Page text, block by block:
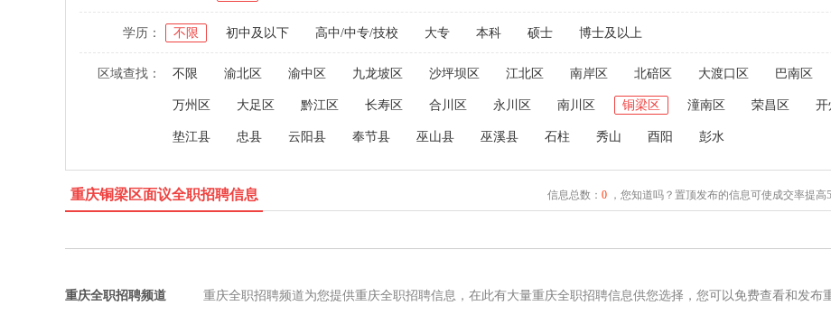
学历： 不限 初中及以下 高中/中专/技校 大专 本科 硕士 博士及以上
区域查找： 不限 渝北区 渝中区 九龙坡区 沙坪坝区 江北区 南岸区 北碚区 大渡口区 巴南区
万州区 大足区 黔江区 长寿区 合川区 永川区 南川区 铜梁区 潼南区 荣昌区 开
垫江县 忠县 云阳县 奉节县 巫山县 巫溪县 石柱 秀山 酉阳 彭水
重庆铜梁区面议全职招聘信息 信息总数： 0，您知道吗？置顶发布的信息可使成交率提高
重庆全职招聘频道 重庆全职招聘频道为您提供重庆全职招聘信息，在此有大量重庆全职招聘信息供您选择，您可以免费查看和发布